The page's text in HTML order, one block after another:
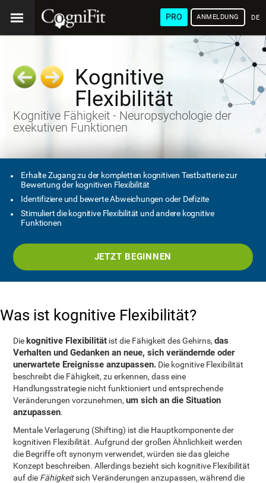
PRO ANMELDUNG
Kognitive
Flexibilität
Kognitive Fähigkeit - Neuropsychologie der
exekutiven Funktionen
Erhalte Zugang zu der kompletten kognitiven Testbatterie zur
Bewertung der kognitiven Flexibilität
Identifiziere und bewerte Abweichungen oder Defizite
Stimuliert die kognitive Flexibilität und andere kognitive
Funktionen
JETZT BEGINNEN
Was ist kognitive Flexibilität?
Die kognitive Flexibilität ist die Fähigkeit des Gehirns,das
Verhalten und Gedanken an neue, sich verändernde oder
unerwartete Ereignisse anzupassen. Die kognitive Flexibilität
beschreibt die Fähigkeit, zu erkennen, dass eine
Handlungsstrategie nicht funktioniert und entsprechende
Veränderungen vorzunehmen,um sich an die Situation
anzupassen.
Mentale Verlagerung (Shifting) ist die Hauptkomponente der
kognitiven Flexibilität. Aufgrund der großen Ähnlichkeit werden
die Begriffe oft synonym verwendet, würden sie das gleiche
Konzept beschreiben. Allerdings bezieht sich kognitive Flexibilität
auf die Fähigkeitsich Veränderungen anzupassen, während die